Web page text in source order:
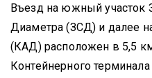
Въезд на южный участок
Диаметра (ЗСД) и далее
(КАД) расположен в 5,5
Контейнерного